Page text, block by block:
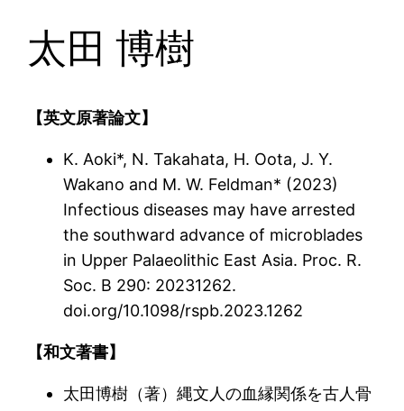
太田 博樹
【英文原著論文】
K. Aoki*, N. Takahata, H. Oota, J. Y.
Wakano and M. W. Feldman* (2023)
Infectious diseases may have arrested
the southward advance of microblades
in Upper Palaeolithic East Asia. Proc. R.
Soc. B 290: 20231262.
doi.org/10.1098/rspb.2023.1262
【和文著書】
太田博樹（著）縄文人の血縁関係を古人骨